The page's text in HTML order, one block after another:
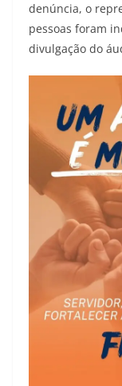
denúncia, o
pessoas foram
divulgação do